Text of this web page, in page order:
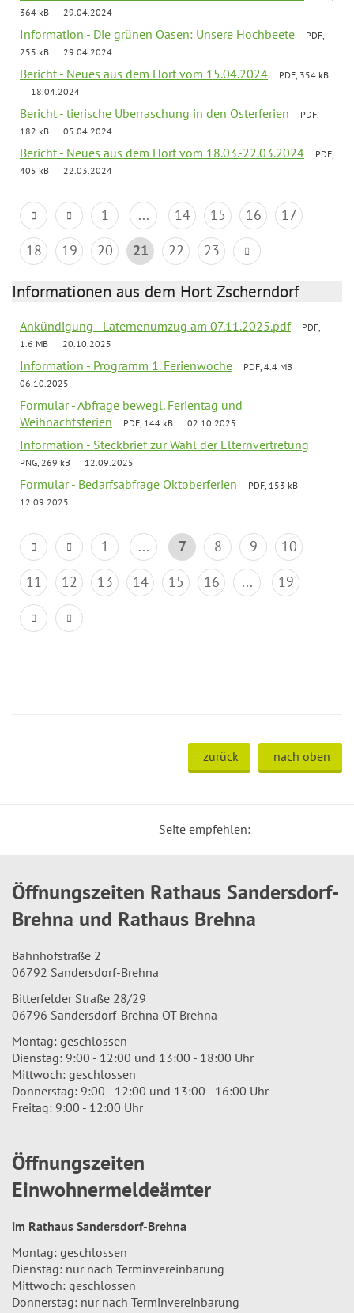
364 kB
29.04.2024
Information - Die grünen Oasen: Unsere Hochbeete
PDF,
255 kB
29.04.2024
Bericht - Neues aus dem Hort vom 15.04.2024
PDF, 354 kB
18.04.2024
Bericht - tierische Überraschung in den Osterferien
PDF,
182 kB
05.04.2024
Bericht - Neues aus dem Hort vom 18.03.-22.03.2024
PDF,
405 kB
22.03.2024
1 ... 14 15 16
17
18
19 20 21 22 23
Informationen aus dem Hort Zscherndorf
Ankündigung - Laternenumzug am 07.11.2025.pdf
PDF,
1.6 MB
20.10.2025
Information - Programm 1. Ferienwoche
PDF, 4.4 MB
06.10.2025
Formular - Abfrage bewegl. Ferientag und
Weihnachtsferien
PDF, 144 kB 02.10.2025
Information - Steckbrief zur Wahl der Elternvertretung
PNG, 269 kB 12.09.2025
Formular - Bedarfsabfrage Oktoberferien
PDF, 153 kB
12.09.2025
1 ... 7 8 9
10
11
12 13 14 15 16 ... 19
zurück nach oben
Seite empfehlen:
Öffnungszeiten Rathaus Sandersdorf-
Brehna und Rathaus Brehna
Bahnhofstraße 2
06792 Sandersdorf-Brehna
Bitterfelder Straße 28/29
06796 Sandersdorf-Brehna OT Brehna
Montag: geschlossen
Dienstag: 9:00 - 12:00 und 13:00 - 18:00 Uhr
Mittwoch: geschlossen
Donnerstag: 9:00 - 12:00 und 13:00 - 16:00 Uhr
Freitag: 9:00 - 12:00 Uhr
Öffnungszeiten
Einwohnermeldeämter
im Rathaus Sandersdorf-Brehna
Montag: geschlossen
Dienstag: nur nach Terminvereinbarung
Mittwoch: geschlossen
Donnerstag: nur nach Terminvereinbarung